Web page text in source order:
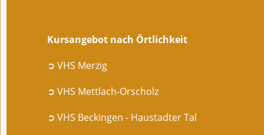
Kursangebot nach Örtlichkeit
➲ VHS Merzig
➲ VHS Mettlach-Orscholz
➲ VHS Beckingen - Haustadter Tal